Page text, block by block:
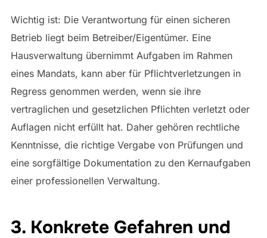
Wichtig ist: Die Verantwortung für einen sicheren
Betrieb liegt beim Betreiber/Eigentümer. Eine
Hausverwaltung übernimmt Aufgaben im Rahmen
eines Mandats, kann aber für Pflichtverletzungen in
Regress genommen werden, wenn sie ihre
vertraglichen und gesetzlichen Pflichten verletzt oder
Auflagen nicht erfüllt hat. Daher gehören rechtliche
Kenntnisse, die richtige Vergabe von Prüfungen und
eine sorgfältige Dokumentation zu den Kernaufgaben
einer professionellen Verwaltung.
3. Konkrete Gefahren und